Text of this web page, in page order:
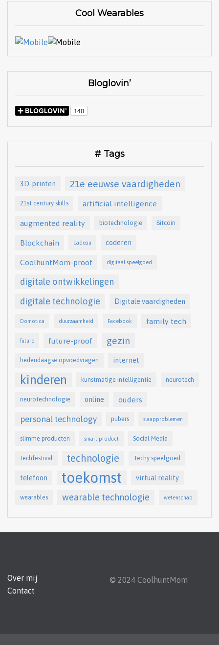
Cool Wearables
Bloglovin’
# Tags
3D-printen 21e eeuwse vaardigheden
21st century skills artificial intelligence
augmented reality biotechnologie Bitcoin
Blockchain cadeau coderen
CoolhuntMom-proof digitaal speelgoed
digitale ontwikkelingen
digitale technologie
Digitale vaardigheden
Domotica duurzaamheid Facebook family tech
future future-proof gezin
hedendaagse opvoedvragen internet
kinderen kunstmatige intelligentie neurotech
neurotechnologie online ouders
personal technology pubers slaapproblemen
slimme producten smart product Social Media
techfestival technologie Techy speelgoed
telefoon toekomst virtual reality
wearables wearable technologie wetenschap
Over mij
Contact
© 2024 CoolhuntMom